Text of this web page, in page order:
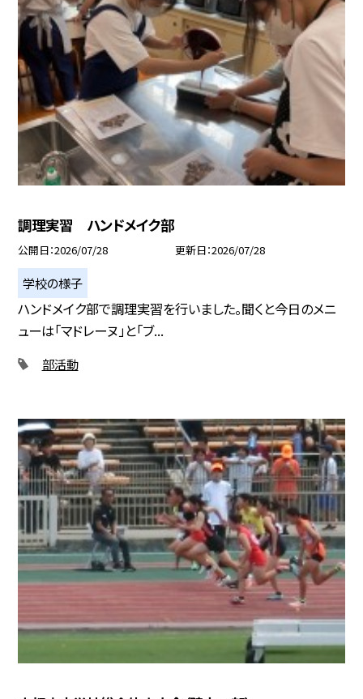
調理実習 ハンドメイク部
公開日 2026/07/28 更新日 2026/07/28
学校の様子
ハンドメイク部で調理実習を行いました。聞くと今日のメニ
ューは「マドレーヌ」と「ブ...
部活動